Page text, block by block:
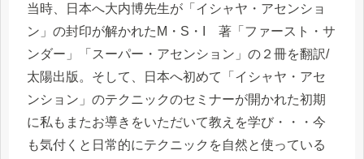
当時、日本へ大内博先生が「イシャヤ・アセンショ
ン」の封印が解かれたM・S・I 著「ファースト・サ
ンダー」「スーパー・アセンション」の２冊を翻訳/
太陽出版。そして、日本へ初めて「イシャヤ・アセ
ンション」のテクニックのセミナーが開かれた初期
に私もまたお導きをいただいて教えを学び・・・今
も気付くと日常的にテクニックを自然と使っている